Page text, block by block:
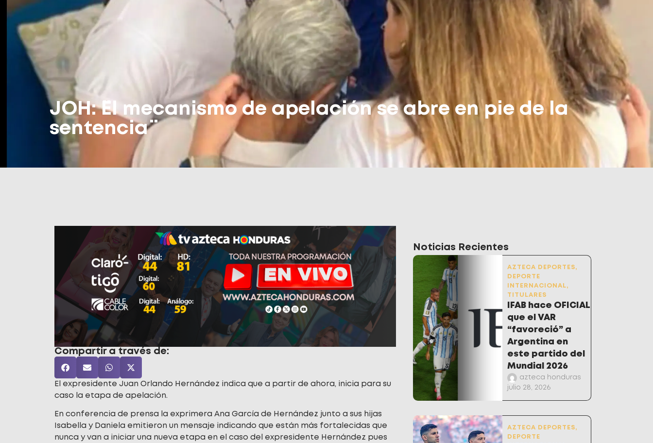
JOH: ¨El mecanismo de apelación se abre en pie de la
sentencia¨
Compartir a través de:
El expresidente Juan Orlando Hernández indica que a partir de ahora, inicia para su
caso la etapa de apelación.
En conferencia de prensa la exprimera Ana García de Hernández junto a sus hijas
Isabella y Daniela emitieron un mensaje indicando que están más fortalecidas que
nunca y van a iniciar una nueva etapa en el caso del expresidente Hernández pues
Noticias Recientes
AZTECA DEPORTES,
DEPORTE
INTERNACIONAL,
TITULARES
IFAB hace OFICIAL
que el VAR
“favoreció” a
Argentina en
este partido del
Mundial 2026
azteca honduras
julio 28, 2026
AZTECA DEPORTES,
DEPORTE